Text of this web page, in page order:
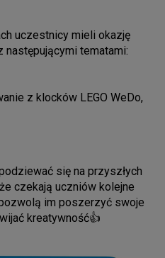
uczestnicy mieli okazję
tematami:
z klocków LEGO WeDo,
się na przyszłych
czekają uczniów kolejne
im poszerzyć swoje
kreatywność👍